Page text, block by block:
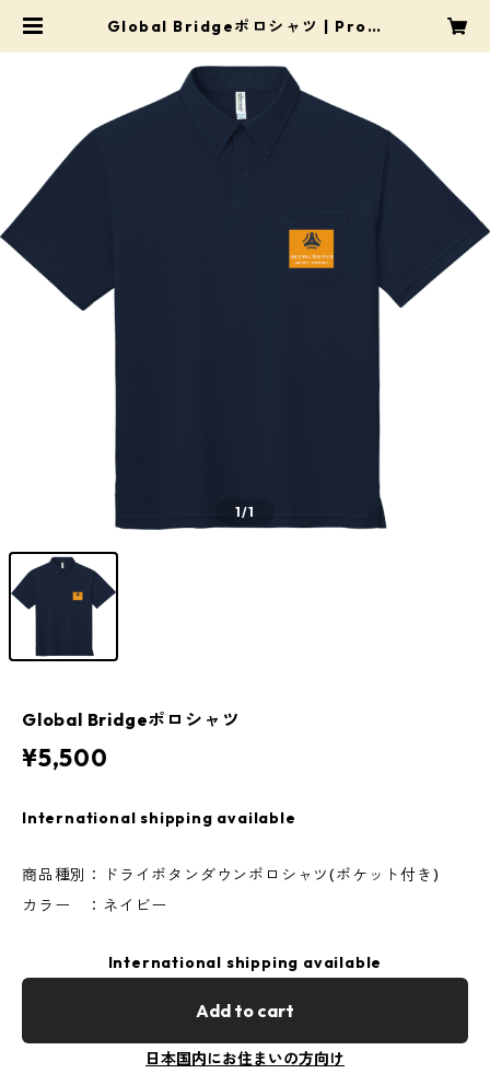
Global Bridgeポロシャツ | Pro S
1/1
Global Bridgeポロシャツ
¥5,500
International shipping available
商品種別：ドライボタンダウンポロシャツ(ポケット付き)
カラー ：ネイビー
International shipping available
Add to cart
日本国内にお住まいの方向け